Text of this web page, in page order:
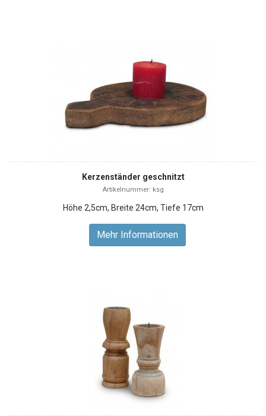
Kerzenständer geschnitzt
Artikelnummer: ksg
Höhe 2,5cm, Breite 24cm, Tiefe 17cm
Mehr Informationen